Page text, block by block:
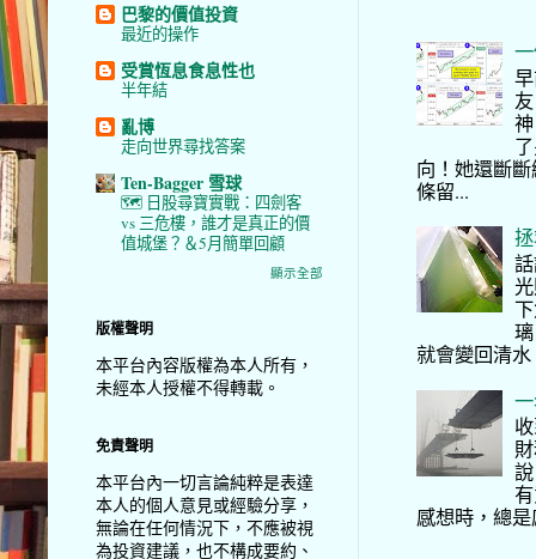
向！她還斷
條留...
就會變回清
感想時，總
巴黎的價值投資
最近的操作
受賞恆息食息性也
半年結
亂博
走向世界尋找答案
Ten-Bagger 雪球
🗺️ 日股尋寶實戰：四劍客
vs 三危樓，誰才是真正的價
值城堡？＆5月簡單回顧
顯示全部
版權聲明
本平台內容版權為本人所有，
未經本人授權不得轉載。
免責聲明
本平台內一切言論純粹是表達
本人的個人意見或經驗分享，
無論在任何情況下，不應被視
為投資建議，也不構成要約、